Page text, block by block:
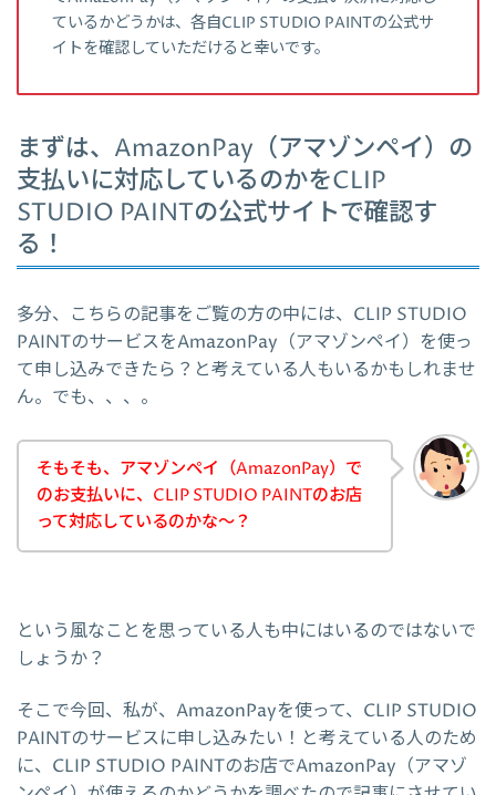
ているかどうかは、各自CLIP STUDIO PAINTの公式サ
イトを確認していただけると幸いです。
まずは、AmazonPay（アマゾンペイ）の
支払いに対応しているのかをCLIP
STUDIO PAINTの公式サイトで確認す
る！
多分、こちらの記事をご覧の方の中には、CLIP STUDIO
PAINTのサービスをAmazonPay（アマゾンペイ）を使っ
て申し込みできたら？と考えている人もいるかもしれませ
ん。でも、、、。
そもそも、アマゾンペイ（AmazonPay）で
のお支払いに、CLIP STUDIO PAINTのお店
って対応しているのかな～？
という風なことを思っている人も中にはいるのではないで
しょうか？
そこで今回、私が、AmazonPayを使って、CLIP STUDIO
PAINTのサービスに申し込みたい！と考えている人のため
に、CLIP STUDIO PAINTのお店でAmazonPay（アマゾ